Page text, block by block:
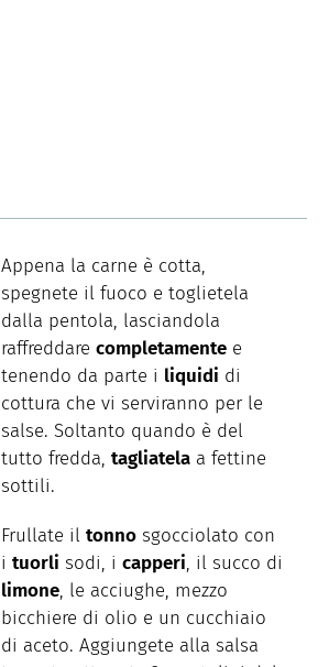
Appena la carne è cotta,
spegnete il fuoco e toglietela
dalla pentola, lasciandola
raffreddare completamente e
tenendo da parte i liquidi di
cottura che vi serviranno per le
salse. Soltanto quando è del
tutto fredda, tagliatela a fettine
sottili.
Frullate il tonno sgocciolato con
i tuorli sodi, i capperi, il succo di
limone, le acciughe, mezzo
bicchiere di olio e un cucchiaio
di aceto. Aggiungete alla salsa